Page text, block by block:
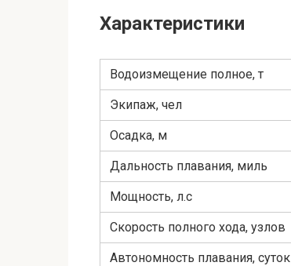
Характеристики
Водоизмещение полное, т
Экипаж, чел
Осадка, м
Дальность плавания, миль
Мощность, л.с
Скорость полного хода, узлов
Автономность плавания, суток